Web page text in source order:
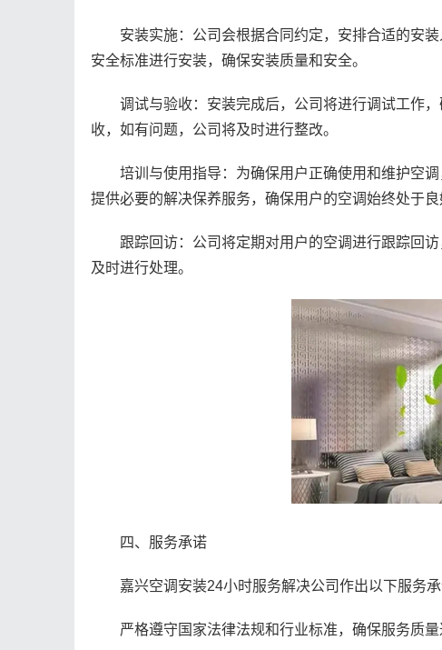
安装实施：公司会根据合同约定，安排合适的安装
安全标准进行安装，确保安装质量和安全。
调试与验收：安装完成后，公司将进行调试工作，
收，如有问题，公司将及时进行整改。
培训与使用指导：为确保用户正确使用和维护空调
提供必要的解决保养服务，确保用户的空调始终处于良
跟踪回访：公司将定期对用户的空调进行跟踪回访
及时进行处理。
四、服务承诺
嘉兴空调安装24小时服务解决公司作出以下服务承
严格遵守国家法律法规和行业标准，确保服务质量